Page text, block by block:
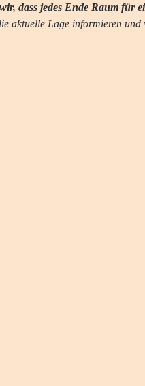
dass jedes Ende Raum für
aktuelle Lage informieren